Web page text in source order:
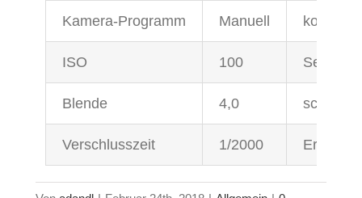
Kamera-Programm Manuell
ISO 100 Sensor
Blende 4,0 schön
Verschlusszeit 1/2000 Ergibt